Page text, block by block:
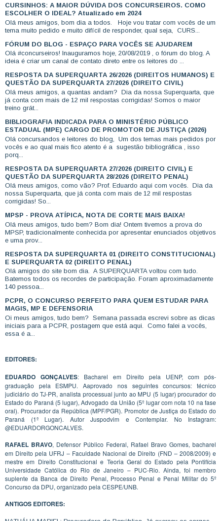
CURSINHOS: A MAIOR DÚVIDA DOS CONCURSEIROS. COMO
ESCOLHER O IDEAL? Atualizado em 2024
Olá meus amigos, bom dia a todos. Hoje vou tratar com vocês de um
tema muito pedido e muito difícil de responder, qual seja, CURS...
FÓRUM DO BLOG - ESPAÇO PARA VOCÊS SE AJUDAREM
Olá #concurseiros! Inauguramos hoje, 20/08/2019 , o fórum do blog. A
ideia é criar um canal de contato direto entre os leitores do ...
RESPOSTA DA SUPERQUARTA 26/2026 (DIREITOS HUMANOS) E
QUESTÃO DA SUPERQUARTA 27/2026 (DIREITO CIVIL)
Olá meus amigos, a quantas andam? Dia da nossa Superquarta, que
já conta com mais de 12 mil respostas corrigidas! Somos o maior
treino grát...
BIBLIOGRAFIA INDICADA PARA O MINISTÉRIO PÚBLICO
ESTADUAL (MPE) CARGO DE PROMOTOR DE JUSTIÇA (2026)
Olá concursandos e leitores do blog, Um dos temas mais pedidos por
vocês e ao qual mais fico atento é a sugestão bibliográfica , isso
porq...
RESPOSTA DA SUPERQUARTA 27/2026 (DIREITO CIVIL) E
QUESTÃO DA SUPERQUARTA 28/2026 (DIREITO PENAL)
Olá meus amigos, como vão? Prof. Eduardo aqui com vocês. Dia da
nossa Superquarta, que já conta com mais de 12 mil respostas
corrigidas! So...
MPSP - PROVA ATÍPICA, NOTA DE CORTE MAIS BAIXA!
Olá meus amigos, tudo bem? Bom dia! Ontem tivemos a prova do
MPSP, tradicionalmente conhecida por apresentar enunciados objetivos
e uma prov...
RESPOSTA DA SUPERQUARTA 01 (DIREITO CONSTITUCIONAL)
E SUPERQUARTA 02 (DIREITO PENAL)
Olá amigos do site bom dia. A SUPERQUARTA voltou com tudo.
Batemos todos os recordes de participação. Foram aproximadamente
140 pessoa...
PCPR, O CONCURSO PERFEITO PARA QUEM ESTUDAR PARA
MAGIS, MP E DEFENSORIA
Oi meus amigos, tudo bem? Semana passada escrevi sobre as dicas
iniciais para a PCPR, postagem que está aqui. Como falei a vocês,
essa é a...
EDITORES:
EDUARDO GONÇALVES: Bacharel em Direito pela UENP, com pós-
graduação pela ESMPU. Aaprovado nos seguintes concursos: técnico
judiciário do TJ-PR, analista processual junto ao MPU (5 lugar) procurador do
Estado do Paraná (5 lugar), Advogado da União (5º lugar com nota 10 na fase
oral). Procurador da República (MPF/PGR). Promotor de Justiça do Estado do
Paraná (1º Lugar). Autor Juspodvim e Contemplar. No Instagram:
@EDUARDORGONCALVES.
RAFAEL BRAVO, Defensor Público Federal, Rafael Bravo Gomes, bacharel
em Direito pela UFRJ – Faculdade Nacional de Direito (FND – 2008/2009) e
mestre em Direito Constitucional e Teoria Geral do Estado pela Pontifícia
Universidade Católica do Rio de Janeiro – PUC-Rio. Ainda, foi membro
suplente da Banca de Direito Penal, Processo Penal e Penal Militar do 5º
Concurso da DPU, organizado pela CESPE/UNB.
ANTIGOS EDITORES: